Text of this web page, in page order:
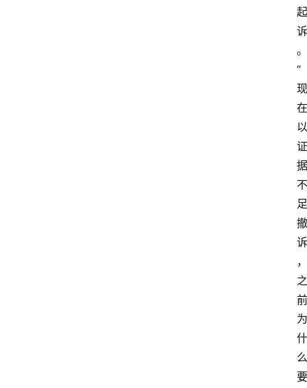
起
诉
。
“
现
在
以
证
据
不
足
撤
诉
，
之
前
为
什
么
要